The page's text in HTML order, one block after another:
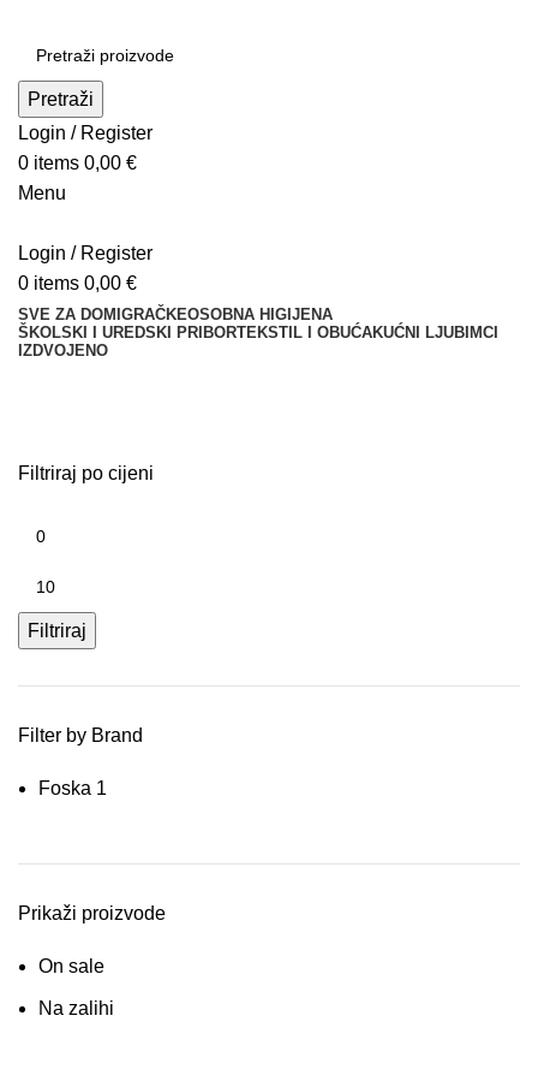
Pretraži
Login / Register
0 items 0,00 €
Menu
Login / Register
0 items 0,00 €
SVE ZA DOM IGRAČKEOSOBNA HIGIJENA
ŠKOLSKI I UREDSKI PRIBORTEKSTIL I OBUĆAKUĆNI LJUBIMCI
IZDVOJENO
Filtriraj po cijeni
Filtriraj
Filter by Brand
Foska 1
Prikaži proizvode
On sale
Na zalihi